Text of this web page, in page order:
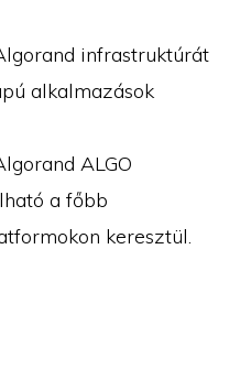
infrastruktúrát
alkalmazások
ALGO
a főbb
keresztül.